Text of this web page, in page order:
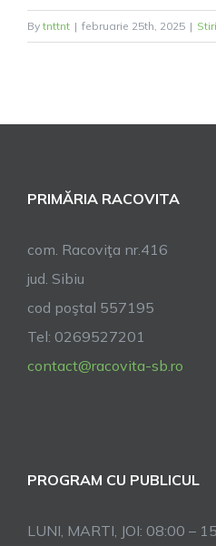
By tnttnt | februarie 25th, 2025 | Stiri
PRIMĂRIA RACOVITA
com. Racoviţa nr.416
jud. Sibiu
cod poştal 557195
Tel: 0269527201
contact@racovita-sb.ro
PROGRAM CU PUBLICUL
LUNI, MARTI, JOI: 08:00 –